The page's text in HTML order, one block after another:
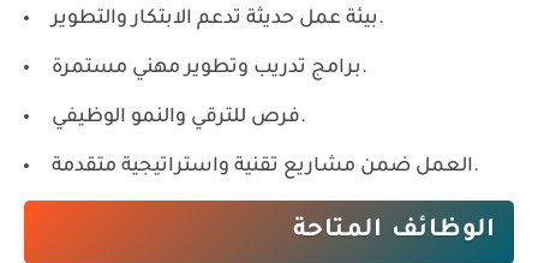
بيئة عمل حديثة تدعم الابتكار والتطوير.
برامج تدريب وتطوير مهني مستمرة.
فرص للترقي والنمو الوظيفي.
العمل ضمن مشاريع تقنية واستراتيجية متقدمة.
الوظائف المتاحة